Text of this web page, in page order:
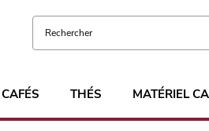
CAFÉS THÉS MATÉRIEL